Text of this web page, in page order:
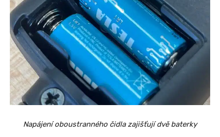
Napájení oboustranného čidla zajišťují dvě baterky